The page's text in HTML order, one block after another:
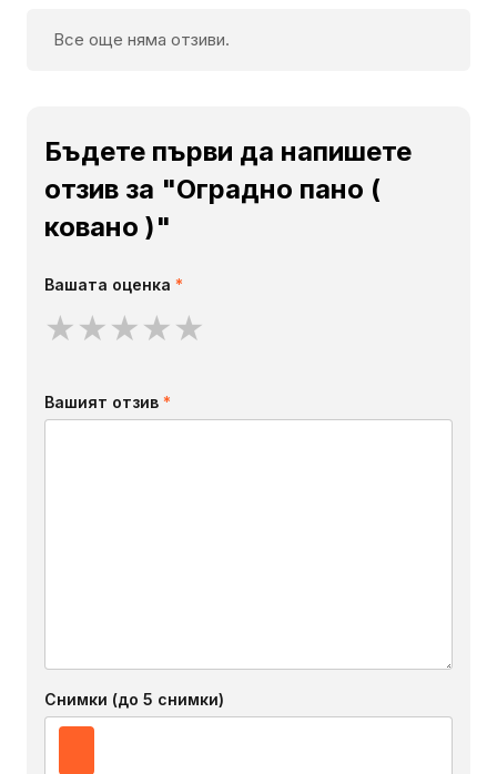
Все още няма отзиви.
Бъдете първи да напишете
отзив за "Оградно пано (
ковано )"
Вашата оценка *
★★★★★
Вашият отзив *
Снимки (до 5 снимки)